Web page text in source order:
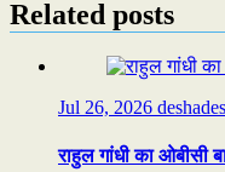
Related posts
Jul 26, 2026
राहुल गांधी का ओबीसी